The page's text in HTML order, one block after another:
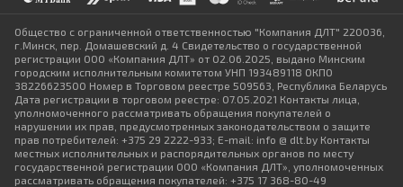
Общество с ограниченной ответственностью "Компания ДЛТ" 220036,
г.Минск, пер. Домашевский д. 4 Свидетельство о государственной
регистрации ООО «Компания ДЛТ» от 02.06.2025, выдано Минским
городским исполнительным комитетом УНП 193489118 ОКПО
38226623500 Номер в Торговом реестре 509563, Республика Беларусь
Дата регистрации в торговом реестре: 07.05.2021 Контакты лица,
уполномоченного рассматривать обращения покупателей о
нарушении их прав, предусмотренных законодательством о защите
прав потребителей: +375 29 2222-933; E-mail: info @ dlt.by Контакты
местных исполнительных и распорядительных органов по месту
государственной регистрации ООО «Компания ДЛТ», уполномоченных
рассматривать обращения покупателей: +375 17 368-80-49